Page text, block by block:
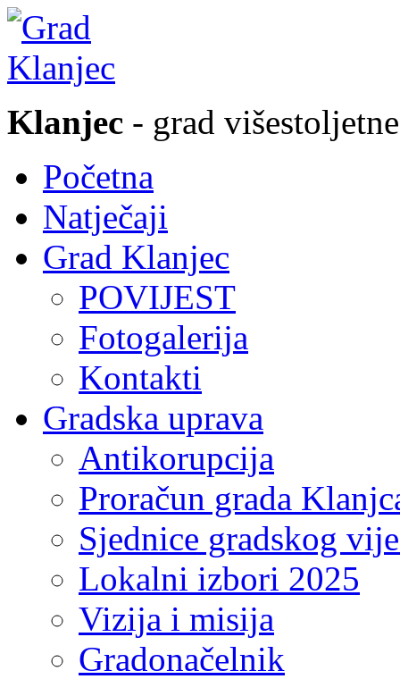
Klanjec - grad
Početna
Natječaji
Grad Klanjec
POVIJEST
Fotogalerija
Kontakti
Gradska uprava
Antikorupcija
Proračun grada
Sjednice gradskog
Lokalni izbori 2025
Vizija i misija
Gradonačelnik